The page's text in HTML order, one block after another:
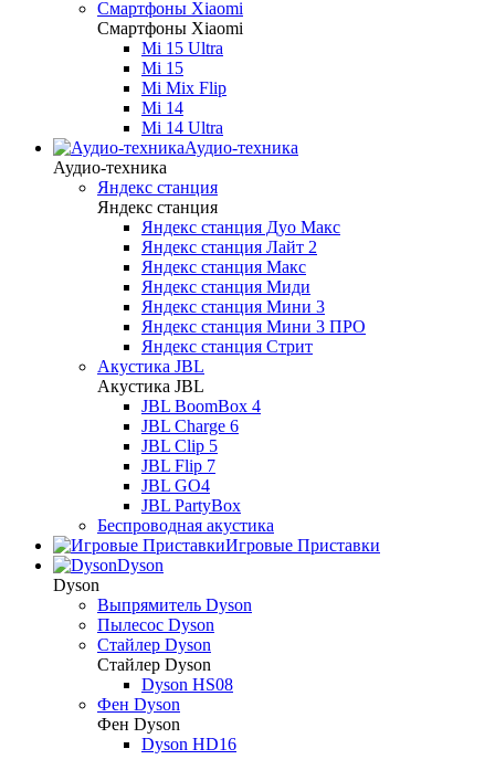
Смартфоны Xiaomi
Смартфоны Xiaomi
Mi 15 Ultra
Mi 15
Mi Mix Flip
Mi 14
Mi 14 Ultra
Аудио-техника
Аудио-техника
Яндекс станция
Яндекс станция
Яндекс станция Дуо Макс
Яндекс станция Лайт 2
Яндекс станция Макс
Яндекс станция Миди
Яндекс станция Мини 3
Яндекс станция Мини 3 ПРО
Яндекс станция Стрит
Акустика JBL
Акустика JBL
JBL BoomBox 4
JBL Charge 6
JBL Clip 5
JBL Flip 7
JBL GO4
JBL PartyBox
Беспроводная акустика
Игровые Приставки
Dyson
Dyson
Выпрямитель Dyson
Пылесос Dyson
Стайлер Dyson
Стайлер Dyson
Dyson HS08
Фен Dyson
Фен Dyson
Dyson HD16